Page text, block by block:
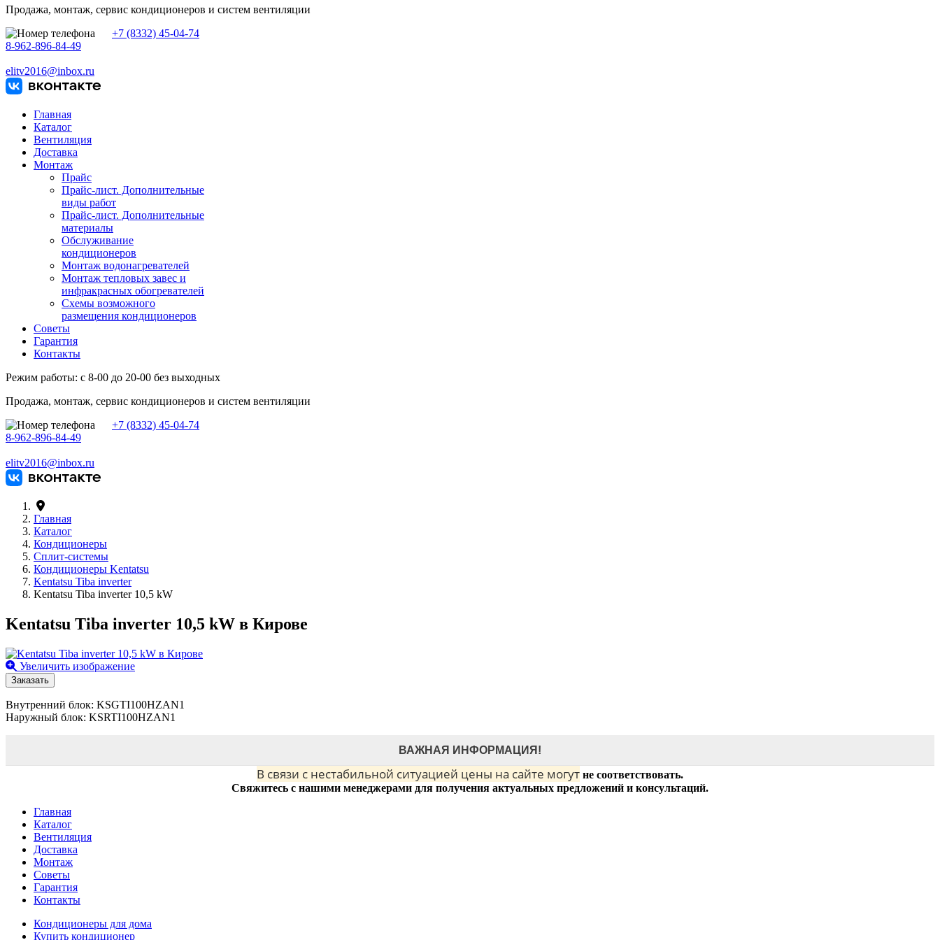
Продажа, монтаж, сервис кондиционеров и систем вентиляции
+7 (8332) 45-04-74
8-962-896-84-49
elitv2016@inbox.ru
Главная
Каталог
Вентиляция
Доставка
Монтаж
Прайс
Прайс-лист. Дополнительные
виды работ
Прайс-лист. Дополнительные
материалы
Обслуживание
кондиционеров
Монтаж водонагревателей
Монтаж тепловых завес и
инфракрасных обогревателей
Схемы возможного
размещения кондиционеров
Советы
Гарантия
Контакты
Режим работы: с 8-00 до 20-00 без выходных
Продажа, монтаж, сервис кондиционеров и систем вентиляции
+7 (8332) 45-04-74
8-962-896-84-49
elitv2016@inbox.ru
Главная
Каталог
Кондиционеры
Сплит-системы
Кондиционеры Kentatsu
Kentatsu Tiba inverter
Kentatsu Tiba inverter 10,5 kW
Kentatsu Tiba inverter 10,5 kW в Кирове
Увеличить изображение
Заказать
Внутренний блок: KSGTI100HZAN1
Наружный блок: KSRTI100HZAN1
ВАЖНАЯ ИНФОРМАЦИЯ!
В связи с нестабильной ситуацией цены на сайте могут не соответствовать.
Свяжитесь с нашими менеджерами для получения актуальных предложений и консультаций.
Главная
Каталог
Вентиляция
Доставка
Монтаж
Советы
Гарантия
Контакты
Кондиционеры для дома
Купить кондиционер